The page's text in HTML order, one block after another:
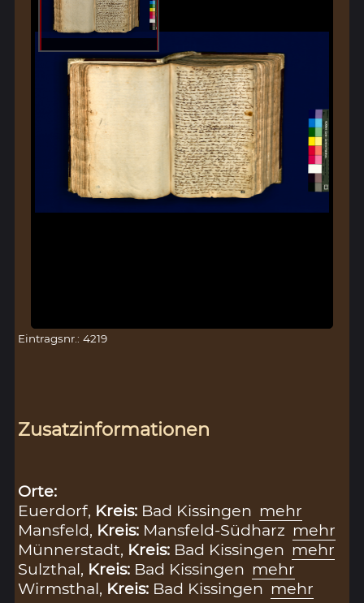
Eintragsnr.: 4219
Zusatzinformationen
Orte:
Euerdorf, Kreis: Bad Kissingen mehr
Mansfeld, Kreis: Mansfeld-Südharz mehr
Münnerstadt, Kreis: Bad Kissingen mehr
Sulzthal, Kreis: Bad Kissingen mehr
Wirmsthal, Kreis: Bad Kissingen mehr